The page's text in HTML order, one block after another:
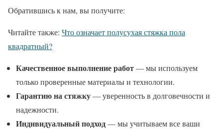
Обратившись к нам, вы получите:
Читайте также: Что означает полусухая стяжка пола
квадратный?
Качественное выполнение работ— мы используем
только проверенные материалы и технологии.
Гарантию на стяжку— уверенность в долговечности и
надежности.
Индивидуальный подход— мы учитываем все ваши